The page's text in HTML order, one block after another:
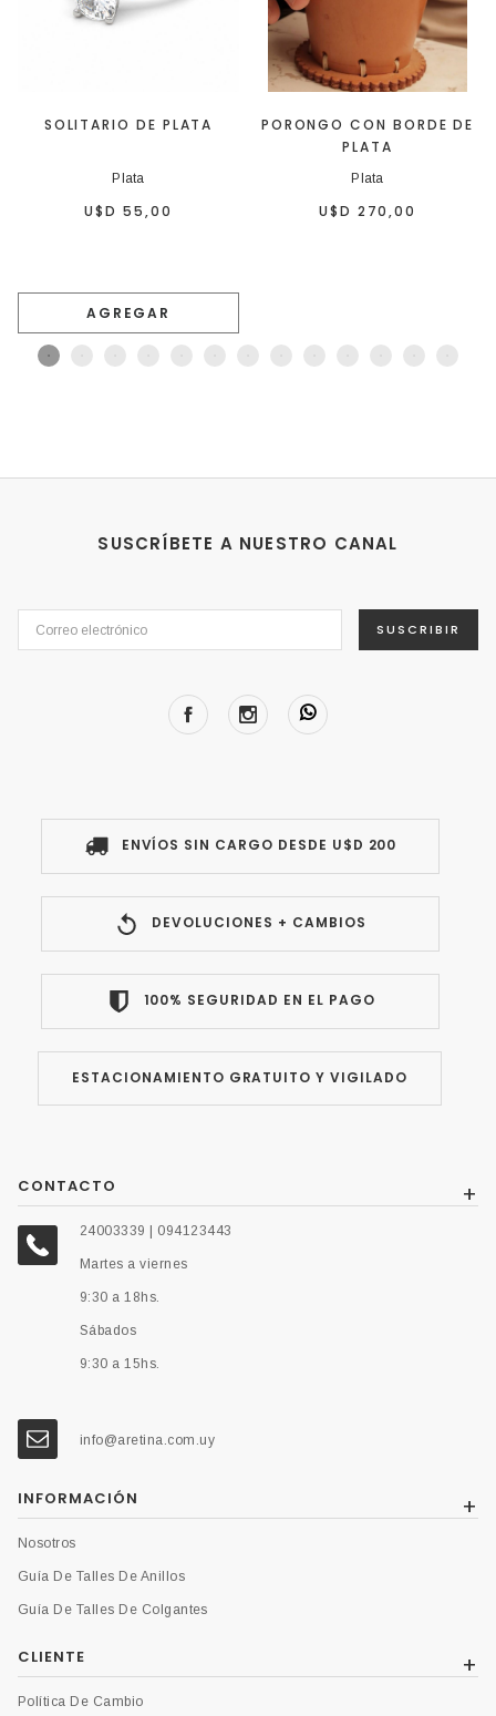
SOLITARIO DE PLATA
Plata
U$D 55,00
AGREGAR
PORONGO CON BORDE DE
PLATA
Plata
U$D 270,00
SUSCRÍBETE A NUESTRO CANAL
SUSCRIBIR
ENVÍOS SIN CARGO DESDE U$D 200
DEVOLUCIONES + CAMBIOS
100% SEGURIDAD EN EL PAGO
ESTACIONAMIENTO GRATUITO Y VIGILADO
CONTACTO
24003339 | 094123443
Martes a viernes
9:30 a 18hs.
Sábados
9:30 a 15hs.
info@aretina.com.uy
INFORMACIÓN
Nosotros
Guía De Talles De Anillos
Guía De Talles De Colgantes
CLIENTE
Política De Cambio